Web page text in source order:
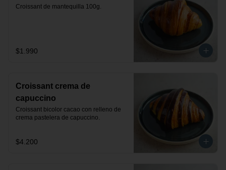
Croissant de mantequilla 100g.
$1.990
Croissant crema de
capuccino
Croissant bicolor cacao con relleno de
crema pastelera de capuccino.
$4.200